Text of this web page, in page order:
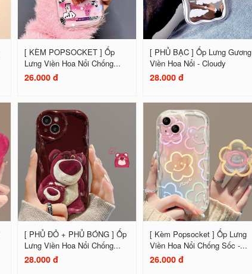
[ KÈM POPSOCKET ] Ốp
Lưng Viền Hoa Nổi Chống...
26.000 đ
[ PHỦ BẠC ] Ốp Lưng Gương
Viền Hoa Nổi - Cloudy
28.000 đ
[ PHỦ ĐỎ + PHỦ BÓNG ] Ốp
Lưng Viền Hoa Nổi Chống...
28.000 đ
[ Kèm Popsocket ] Ốp Lưng
Viền Hoa Nổi Chống Sốc -...
26.000 đ